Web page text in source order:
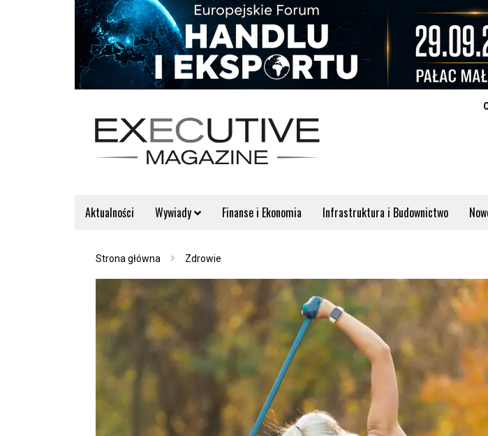
Aktualności Wywiady Finanse i Ekonomia Infrastruktura i Budownictwo
Strona główna Zdrowie